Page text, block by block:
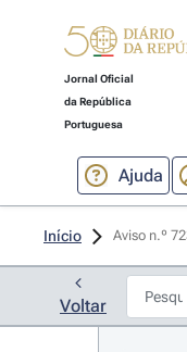
Jornal Oficial
da República
Portuguesa
Ajuda
Início Aviso n.º
Voltar